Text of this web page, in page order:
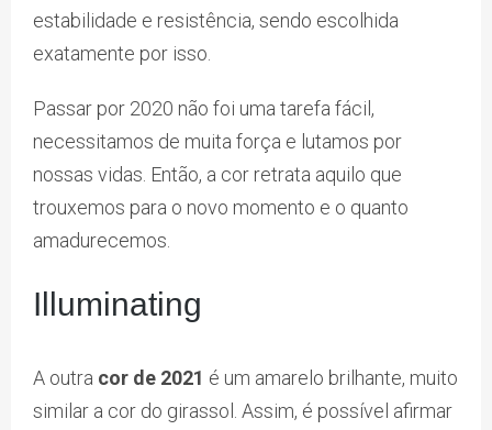
estabilidade e resistência, sendo escolhida
exatamente por isso.
Passar por 2020 não foi uma tarefa fácil,
necessitamos de muita força e lutamos por
nossas vidas. Então, a cor retrata aquilo que
trouxemos para o novo momento e o quanto
amadurecemos.
Illuminating
A outra cor de 2021 é um amarelo brilhante, muito
similar a cor do girassol. Assim, é possível afirmar